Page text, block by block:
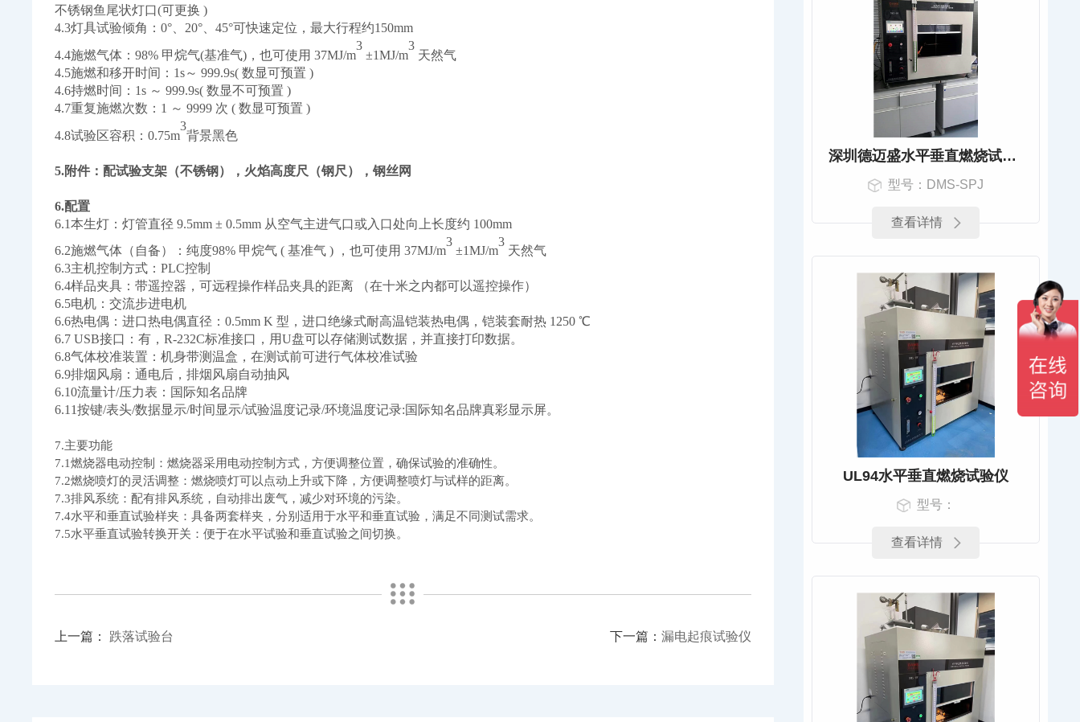
深圳德迈盛水平垂直燃烧试验仪DMS-SPJ
型号：DMS-SPJ
查看详情
UL94水平垂直燃烧试验仪
型号：
查看详情
不锈钢鱼尾状灯口(可更换 )
4.3灯具试验倾角： 0°、20°、45°可快速定位，最大行程约150mm
4.4施燃气体： 98% 甲烷气(基准气)，也可使用 37MJ/m
3
±1MJ/m
3
天然气
4.5施燃和移开时间： 1s～ 999.9s( 数显可预置 )
4.6持燃时间： 1s ～ 999.9s( 数显不可预置 )
4.7重复施燃次数： 1 ～ 9999 次 ( 数显可预置 )
4.8试验区容积： 0.75m
3
背景黑色
5.附件：配试验支架（不锈钢），火焰高度尺（钢尺），钢丝网
6.配置
6.1本生灯：灯管直径 9.5mm ± 0.5mm 从空气主进气口或入口处向上长度约 100mm
6.2施燃气体（自备）：纯度98% 甲烷气 ( 基准气 ) ，也可使用 37MJ/m
3
±1MJ/m
3
天然气
6.3主机控制方式： PLC控制
6.4样品夹具：带遥控器，可远程操作样品夹具的距离（在十米之内都可以遥控操作）
6.5电机：交流步进电机
6.6热电偶：进口热电偶直径： 0.5mm K 型，进口绝缘式耐高温铠装热电偶，铠装套耐热 1250 ℃
6.7USB接口 ：有， R-232C标准接口，用U盘可以存储测试数据，并直接打印数据。
6.8气体校准装置：机身带测温盒，在测试前可进行气体校准试验
6.9排烟风扇：通电后，排烟风扇自动抽风
6.10流量计/压力表：国际知名品牌
6.11按键/表头/数据显示/时间显示/试验温度记录/环境温度记录:国际知名品牌真彩显示屏。
7.主要功能
7.1燃烧器电动控制：燃烧器采用电动控制方式，方便调整位置，确保试验的准确性。
7.2燃烧喷灯的灵活调整：燃烧喷灯可以点动上升或下降，方便调整喷灯与试样的距离。
7.3排风系统：配有排风系统，自动排出废气，减少对环境的污染。
7.4水平和垂直试验样夹：具备两套样夹，分别适用于水平和垂直试验，满足不同测试需求。
7.5水平垂直试验转换开关：便于在水平试验和垂直试验之间切换。
上一篇： 跌落试验台 下一篇： 漏电起痕试验仪